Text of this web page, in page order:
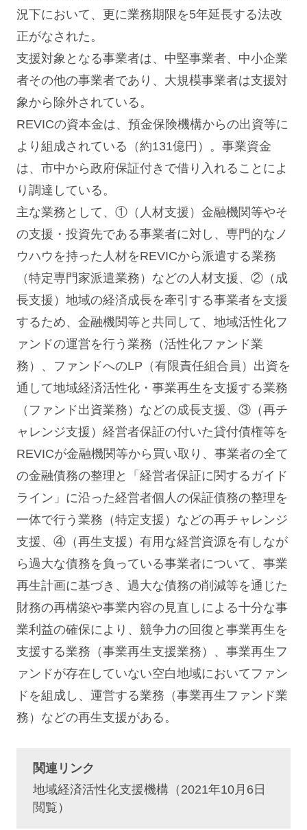
況下において、更に業務期限を5年延長する法改
正がなされた。
支援対象となる事業者は、中堅事業者、中小企業
者その他の事業者であり、大規模事業者は支援対
象から除外されている。
REVICの資本金は、預金保険機構からの出資等に
より組成されている（約131億円）。事業資金
は、市中から政府保証付きで借り入れることによ
り調達している。
主な業務として、①（人材支援）金融機関等やそ
の支援・投資先である事業者に対し、専門的なノ
ウハウを持った人材をREVICから派遣する業務
（特定専門家派遣業務）などの人材支援、②（成
長支援）地域の経済成長を牽引する事業者を支援
するため、金融機関等と共同して、地域活性化フ
ァンドの運営を行う業務（活性化ファンド業
務）、ファンドへのLP（有限責任組合員）出資を
通して地域経済活性化・事業再生を支援する業務
（ファンド出資業務）などの成長支援、③（再チ
ャレンジ支援）経営者保証の付いた貸付債権等を
REVICが金融機関等から買い取り、事業者の全て
の金融債務の整理と
「経営者保証に関するガイド
ライン」 に沿った経営者個人の保証債務の整理を
一体で行う業務（特定支援）などの再チャレンジ
支援、④（再生支援）有用な経営資源を有しなが
ら過大な債務を負っている事業者について、事業
再生計画に基づき、過大な債務の削減等を通じた
財務の再構築や事業内容の見直しによる十分な事
業利益の確保により、競争力の回復と事業再生を
支援する業務（事業再生支援業務）、事業再生フ
ァンドが存在していない空白地域においてファン
ドを組成し、運営する業務（事業再生ファンド業
務）などの再生支援がある。
関連リンク
地域経済活性化支援機構（2021年10月6日
閲覧）